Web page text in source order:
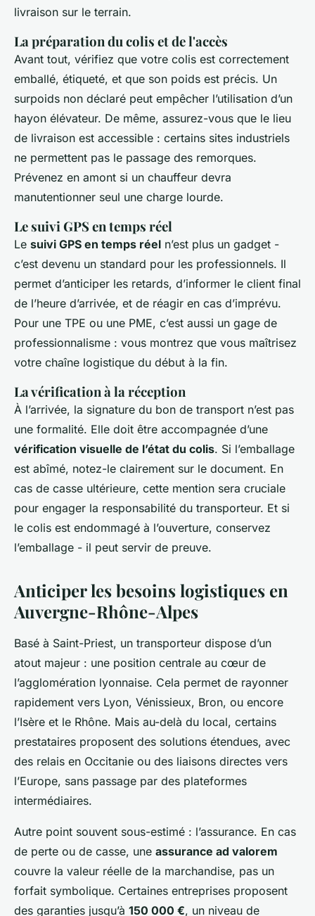
livraison sur le terrain.
La préparation du colis et de l'accès
Avant tout, vérifiez que votre colis est correctement
emballé, étiqueté, et que son poids est précis. Un
surpoids non déclaré peut empêcher l’utilisation d’un
hayon élévateur. De même, assurez-vous que le lieu
de livraison est accessible : certains sites industriels
ne permettent pas le passage des remorques.
Prévenez en amont si un chauffeur devra
manutentionner seul une charge lourde.
Le suivi GPS en temps réel
Le suivi GPS en temps réel n’est plus un gadget -
c’est devenu un standard pour les professionnels. Il
permet d’anticiper les retards, d’informer le client final
de l’heure d’arrivée, et de réagir en cas d’imprévu.
Pour une TPE ou une PME, c’est aussi un gage de
professionnalisme : vous montrez que vous maîtrisez
votre chaîne logistique du début à la fin.
La vérification à la réception
À l’arrivée, la signature du bon de transport n’est pas
une formalité. Elle doit être accompagnée d’une
vérification visuelle de l’état du colis. Si l’emballage
est abîmé, notez-le clairement sur le document. En
cas de casse ultérieure, cette mention sera cruciale
pour engager la responsabilité du transporteur. Et si
le colis est endommagé à l’ouverture, conservez
l’emballage - il peut servir de preuve.
Anticiper les besoins logistiques en
Auvergne-Rhône-Alpes
Basé à Saint-Priest, un transporteur dispose d’un
atout majeur : une position centrale au cœur de
l’agglomération lyonnaise. Cela permet de rayonner
rapidement vers Lyon, Vénissieux, Bron, ou encore
l’Isère et le Rhône. Mais au-delà du local, certains
prestataires proposent des solutions étendues, avec
des relais en Occitanie ou des liaisons directes vers
l’Europe, sans passage par des plateformes
intermédiaires.
Autre point souvent sous-estimé : l’assurance. En cas
de perte ou de casse, une assurance ad valorem
couvre la valeur réelle de la marchandise, pas un
forfait symbolique. Certaines entreprises proposent
des garanties jusqu’à 150 000 €, un niveau de